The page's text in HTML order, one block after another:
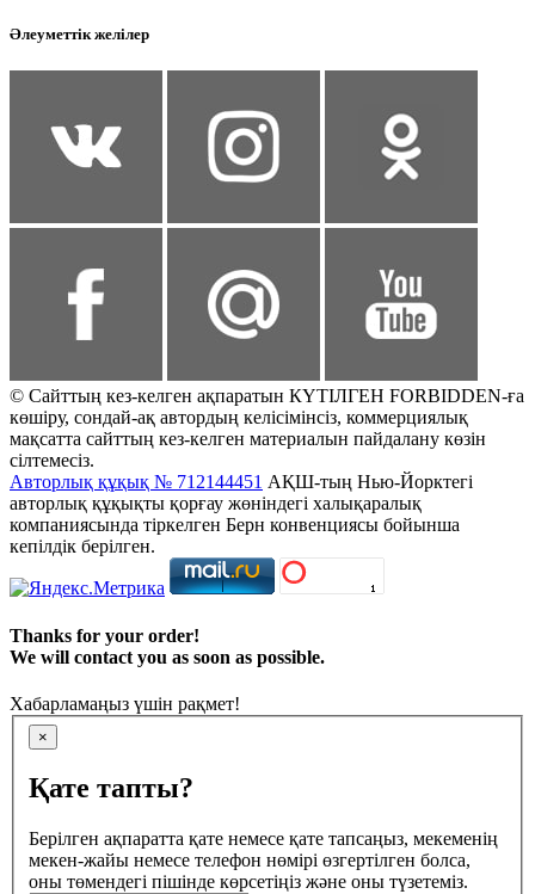
Әлеуметтік желілер
© Сайттың кез-келген ақпаратын КҮТІЛГЕН FORBIDDEN-ға
көшіру, сондай-ақ автордың келісімінсіз, коммерциялық
мақсатта сайттың кез-келген материалын пайдалану көзін
сілтемесіз.
Авторлық құқық № 712144451 АҚШ-тың Нью-Йорктегі
авторлық құқықты қорғау жөніндегі халықаралық
компаниясында тіркелген Берн конвенциясы бойынша
кепілдік берілген.
Thanks for your order!
We will contact you as soon as possible.
Хабарламаңыз үшін рақмет!
×
Қате тапты?
Берілген ақпаратта қате немесе қате тапсаңыз, мекеменің
мекен-жайы немесе телефон нөмірі өзгертілген болса,
оны төмендегі пішінде көрсетіңіз және оны түзетеміз.